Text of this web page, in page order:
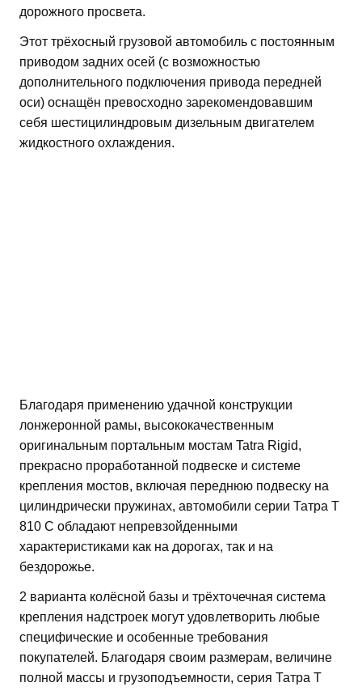
дорожного просвета.
Этот трёхосный грузовой автомобиль с постоянным
приводом задних осей (с возможностью
дополнительного подключения привода передней
оси) оснащён превосходно зарекомендовавшим
себя шестицилиндровым дизельным двигателем
жидкостного охлаждения.
Благодаря применению удачной конструкции
лонжеронной рамы, высококачественным
оригинальным портальным мостам Tatra Rigid,
прекрасно проработанной подвеске и системе
крепления мостов, включая переднюю подвеску на
цилиндрически пружинах, автомобили серии Татра Т
810 С обладают непревзойденными
характеристиками как на дорогах, так и на
бездорожье.
2 варианта колёсной базы и трёхточечная система
крепления надстроек могут удовлетворить любые
специфические и особенные требования
покупателей. Благодаря своим размерам, величине
полной массы и грузоподъемности, серия Татра Т